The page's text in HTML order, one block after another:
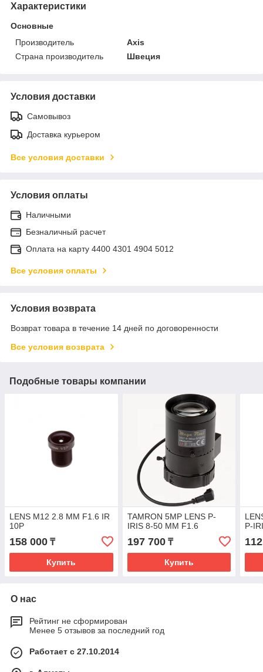
Характеристики
Основные
Производитель
Axis
Страна производитель
Швеция
Условия доставки
Самовывоз
Доставка курьером
Все условия доставки
Условия оплаты
Наличными
Безналичный расчет
Оплата на карту 4400 4301 4904 5012
Все условия оплаты
Условия возврата
Возврат товара в течение 14 дней по договоренности
Все условия возврата
Подобные товары компании
LENS M12 2.8 MM F1.6 IR
10P
158 000 ₸
Купить
TAMRON 5MP LENS P-
IRIS 8-50 MM F1.6
197 700₸
Купить
P-
О нас
Рейтинг не сформирован
Менее 5 отзывов за последний год
Работает с 27.10.2014